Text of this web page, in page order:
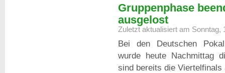
Gruppenphase
ausgelost
Zuletzt aktualisiert am Sonntag,
Bei den Deutschen
wurde heute Nachmittag
sind bereits die